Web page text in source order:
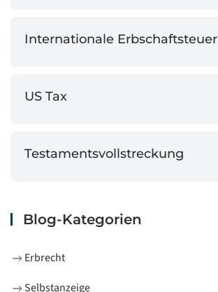
Internationale Erbschaftsteuer
US Tax
Testamentsvollstreckung
Blog-Kategorien
Erbrecht
Selbstanzeige